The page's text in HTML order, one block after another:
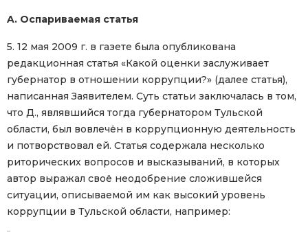
A. Оспариваемая статья
5. 12 мая 2009 г. в газете была опубликована
редакционная статья «Какой оценки заслуживает
губернатор в отношении коррупции?» (далее статья),
написанная Заявителем. Суть статьи заключалась в том,
что Д., являвшийся тогда губернатором Тульской
области, был вовлечён в коррупционную деятельность
и потворствовал ей. Статья содержала несколько
риторических вопросов и высказываний, в которых
автор выражал своё неодобрение сложившейся
ситуации, описываемой им как высокий уровень
коррупции в Тульской области, например: